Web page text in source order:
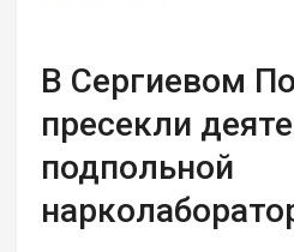
В Сергиевом
пресекли
подпольной